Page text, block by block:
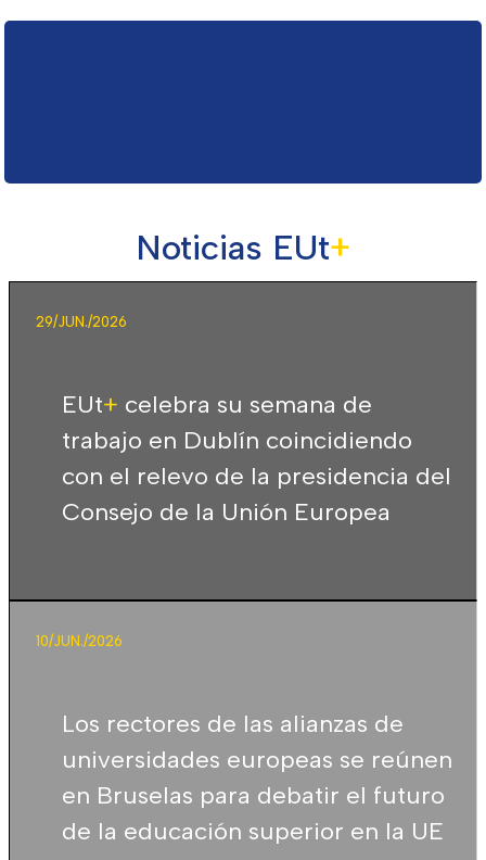
Noticias EUt+
29/JUN./2026
EUt+ celebra su semana de
trabajo en Dublín coincidiendo
con el relevo de la presidencia del
Consejo de la Unión Europea
10/JUN./2026
Los rectores de las alianzas de
universidades europeas se reúnen
en Bruselas para debatir el futuro
de la educación superior en la UE